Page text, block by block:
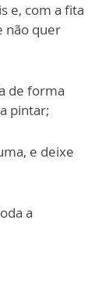
e, com a fita
não quer
de forma
pintar;
e deixe
a